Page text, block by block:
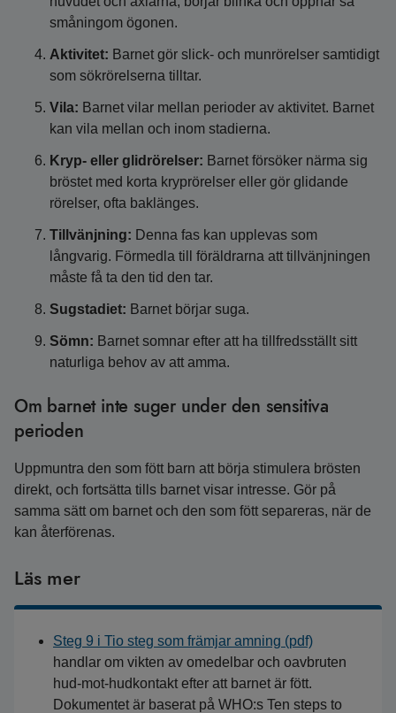
småningom ögonen.
Aktivitet: Barnet gör slick- och munrörelser samtidigt
som sökrörelserna tilltar.
Vila: Barnet vilar mellan perioder av aktivitet. Barnet
kan vila mellan och inom stadierna.
Kryp- eller glidrörelser: Barnet försöker närma sig
bröstet med korta kryprörelser eller gör glidande
rörelser, ofta baklänges.
Tillvänjning: Denna fas kan upplevas som
långvarig. Förmedla till föräldrarna att tillvänjningen
måste få ta den tid den tar.
Sugstadiet: Barnet börjar suga.
Sömn: Barnet somnar efter att ha tillfredsställt sitt
naturliga behov av att amma.
Om barnet inte suger under den sensitiva
perioden
Uppmuntra den som fött barn att börja stimulera brösten
direkt, och fortsätta tills barnet visar intresse. Gör på
samma sätt om barnet och den som fött separeras, när de
kan återförenas.
Läs mer
Steg 9 i Tio steg som främjar amning (pdf)
handlar om vikten av omedelbar och oavbruten
hud-mot-hudkontakt efter att barnet är fött.
Dokumentet är baserat på WHO:s Ten steps to